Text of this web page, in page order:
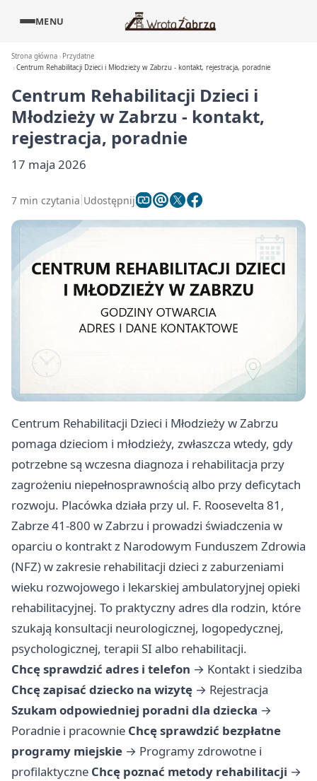
MENU
Strona główna
Przydatne
Centrum Rehabilitacji Dzieci i Młodzieży w Zabrzu - kontakt, rejestracja, poradnie
Centrum Rehabilitacji Dzieci i
Młodzieży w Zabrzu - kontakt,
rejestracja, poradnie
17 maja 2026
7 min czytania Udostępnij
Centrum Rehabilitacji Dzieci i Młodzieży w Zabrzu
pomaga dzieciom i młodzieży, zwłaszcza wtedy, gdy
potrzebne są wczesna diagnoza i rehabilitacja przy
zagrożeniu niepełnosprawnością albo przy deficytach
rozwoju. Placówka działa przy ul. F. Roosevelta 81,
Zabrze 41-800 w Zabrzu i prowadzi świadczenia w
oparciu o kontrakt z Narodowym Funduszem Zdrowia
(NFZ) w zakresie rehabilitacji dzieci z zaburzeniami
wieku rozwojowego i lekarskiej ambulatoryjnej opieki
rehabilitacyjnej. To praktyczny adres dla rodzin, które
szukają konsultacji neurologicznej, logopedycznej,
psychologicznej, terapii SI albo rehabilitacji.
Chcę sprawdzić adres i telefon → Kontakt i siedziba
Chcę zapisać dziecko na wizytę → Rejestracja
Szukam odpowiedniej poradni dla dziecka →
Poradnie i pracownie Chcę sprawdzić bezpłatne
programy miejskie → Programy zdrowotne i
profilaktyczne Chcę poznać metody rehabilitacji →